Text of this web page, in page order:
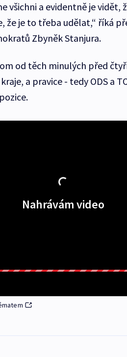
všichni a evidentně je vidět,
že je to třeba udělat,“ říká
Zbyněk Stanjura.
od těch minulých před
a pravice - tedy ODS a
Nahrávám video